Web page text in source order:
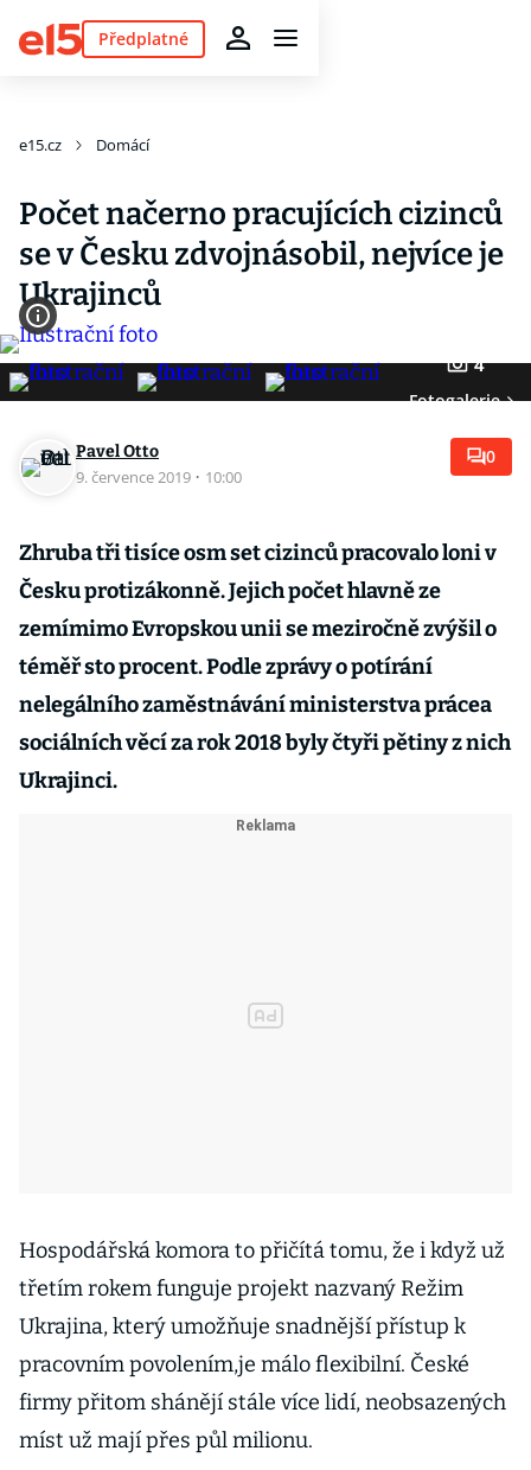
Předplatné
e15.cz Domácí
Počet načerno pracujících cizinců
se v Česku zdvojnásobil, nejvíce je
Ukrajinců
4
Fotogalerie
Pavel Otto
9. července 2019 · 10:00
0
Zhruba tři tisíce osm set cizinců pracovalo loni v
Česku protizákonně. Jejich počet hlavně ze
zemímimo Evropskou unii se meziročně zvýšil o
téměř sto procent. Podle zprávy o potírání
nelegálního zaměstnávání ministerstva prácea
sociálních věcí za rok 2018 byly čtyři pětiny z nich
Ukrajinci.
Hospodářská komora to přičítá tomu, že i když už
třetím rokem funguje projekt nazvaný Režim
Ukrajina, který umožňuje snadnější přístup k
pracovním povolením,je málo flexibilní. České
firmy přitom shánějí stále více lidí, neobsazených
míst už mají přes půl milionu.